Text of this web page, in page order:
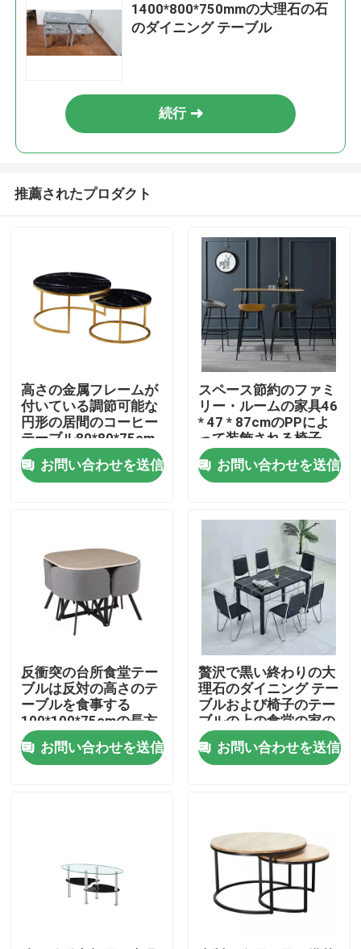
ホーム
接触
家部屋の家具
居間の家具
バー スツールの椅子
1400*800*750mmの大理石の石
のダイニング テーブル
続行
推薦されたプロダクト
高さの金属フレームが
付いている調節可能な
円形の居間のコーヒー
テーブル80*80*75cm
お問い合わせを送信
スペース節約のファミ
リー・ルームの家具46
* 47 * 87cmのPPによ
って装飾される椅子
お問い合わせを送信
反衝突の台所食堂テー
ブルは反対の高さのテ
ーブルを食事する
100*100*75cmの長方
形を置いた
お問い合わせを送信
贅沢で黒い終わりの大
理石のダイニング テー
ブルおよび椅子のテー
ブルの上の食堂の家の
家具
お問い合わせを送信